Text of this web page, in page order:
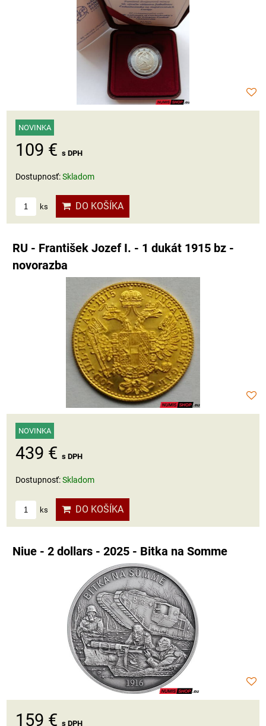
NOVINKA
109 € s DPH
Dostupnosť:Skladom
ks DO KOŠÍKA
RU - František Jozef I. - 1 dukát 1915 bz -
novorazba
NOVINKA
439 € s DPH
Dostupnosť:Skladom
ks DO KOŠÍKA
Niue - 2 dollars - 2025 - Bitka na Somme
159 € s DPH